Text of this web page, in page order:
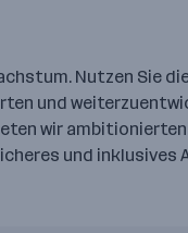
Nutzen Sie
und
wir
und inklusives